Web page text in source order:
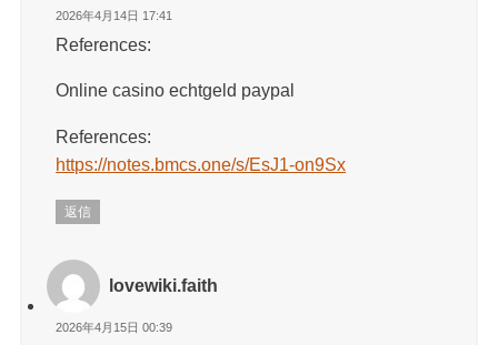
2026年4月14日 17:41
References:
Online casino echtgeld paypal
References:
https://notes.bmcs.one/s/EsJ1-on9Sx
返信
lovewiki.faith
2026年4月15日 00:39